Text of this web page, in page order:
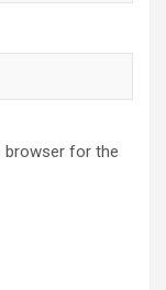
browser for the